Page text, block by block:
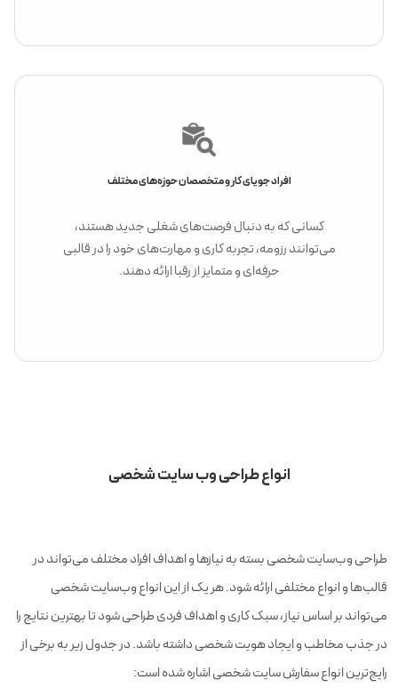
افراد جویای کار و متخصصان حوزه‌های مختلف
کسانی که به دنبال فرصت‌های شغلی جدید هستند،
می‌توانند رزومه، تجربه کاری و مهارت‌های خود را در قالبی
حرفه‌ای و متمایز از رقبا ارائه دهند.
انواع طراحی وب سایت شخصی
طراحی وب‌سایت شخصی بسته به نیازها و اهداف افراد مختلف می‌تواند در
قالب‌ها و انواع مختلفی ارائه شود. هر یک از این انواع وب‌سایت شخصی
می‌تواند بر اساس نیاز، سبک کاری و اهداف فردی طراحی شود تا بهترین نتایج را
در جذب مخاطب و ایجاد هویت شخصی داشته باشد. در جدول زیر به برخی از
رایج‌ترین انواع سفارش سایت شخصی اشاره شده است: